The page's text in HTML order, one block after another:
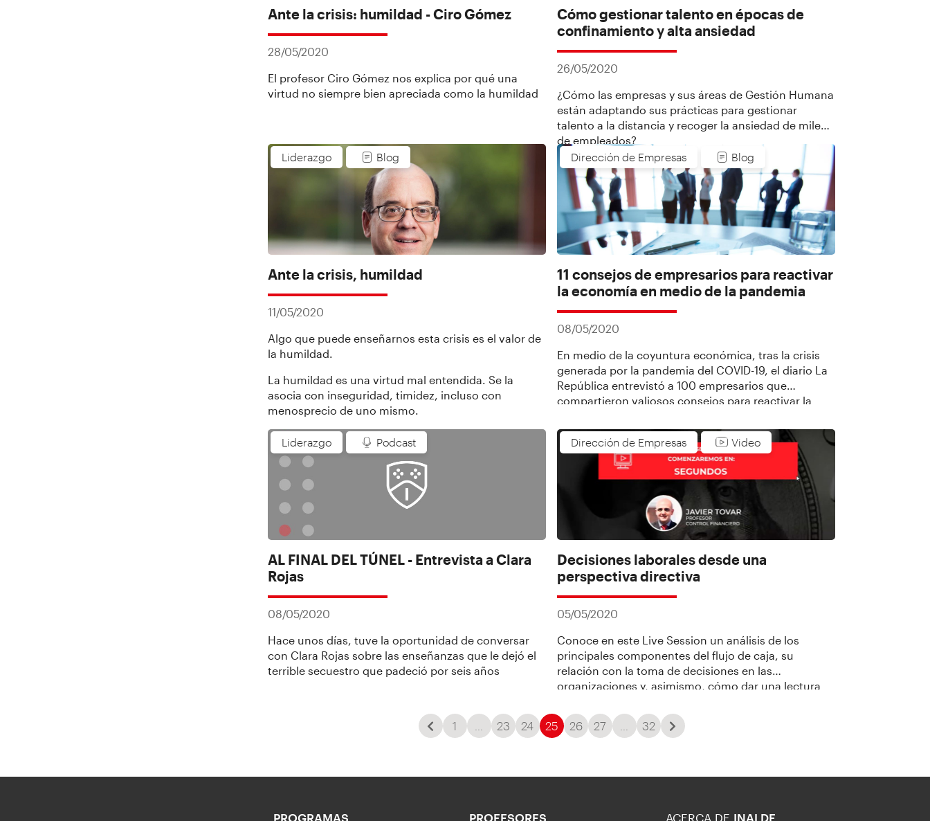
Ante la crisis: humildad - Ciro Gómez
28/05/2020
El profesor Ciro Gómez nos explica por qué una
virtud no siempre bien apreciada como la humildad
Cómo gestionar talento en épocas de
confinamiento y alta ansiedad
26/05/2020
¿Cómo las empresas y sus áreas de Gestión Humana
están adaptando sus prácticas para gestionar
talento a la distancia y recoger la ansiedad de miles
de empleados?
Liderazgo
Blog
Ante la crisis, humildad
11/05/2020
Algo que puede enseñarnos esta crisis es el valor de
la humildad.
La humildad es una virtud mal entendida. Se la
asocia con inseguridad, timidez, incluso con
menosprecio de uno mismo.
Dirección de Empresas Blog
11 consejos de empresarios para reactivar
la economía en medio de la pandemia
08/05/2020
En medio de la coyuntura económica, tras la crisis
generada por la pandemia del COVID-19, el diario La
República entrevistó a 100 empresarios que
compartieron valiosos consejos para reactivar la
aspectos fundamentales como la movilidad,
horarios flexibles, planes de salud y medidas de
Liderazgo Podcast
AL FINAL DEL TÚNEL - Entrevista a Clara
Rojas
08/05/2020
Hace unos días, tuve la oportunidad de conversar
con Clara Rojas sobre las enseñanzas que le dejó el
terrible secuestro que padeció por seis años
Dirección de Empresas Video
Decisiones laborales desde una
perspectiva directiva
05/05/2020
Conoce en este Live Session un análisis de los
principales componentes del flujo de caja, su
relación con la toma de decisiones en las
organizaciones y, asimismo, cómo dar una lectura
principales inductores en situaciones de crisis, a
partir del conocimiento de Javier Tovar, profesor […]
1 23 24 25 26 27 32
PROGRAMAS PROFESORES ACERCA DE INALDE